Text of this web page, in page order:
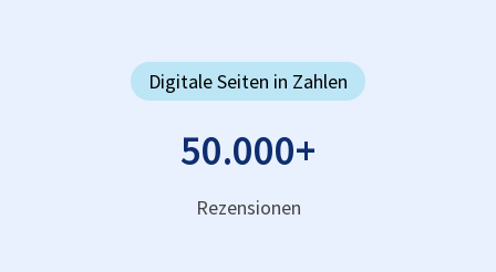
Digitale Seiten in Zahlen
50.000+
Rezensionen